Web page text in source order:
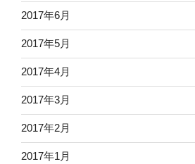
2017年6月
2017年5月
2017年4月
2017年3月
2017年2月
2017年1月